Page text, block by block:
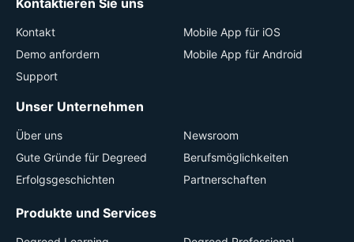
Kontaktieren Sie uns
Kontakt
Demo anfordern
Support
Mobile App für iOS
Mobile App für Android
Unser Unternehmen
Über uns
Gute Gründe für Degreed
Erfolgsgeschichten
Newsroom
Berufsmöglichkeiten
Partnerschaften
Produkte und Services